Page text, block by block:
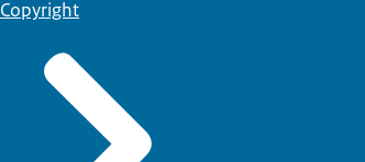
Copyright